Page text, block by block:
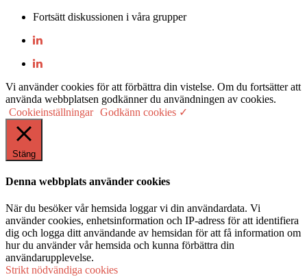
Fortsätt diskussionen i våra grupper
Vi använder cookies för att förbättra din vistelse. Om du fortsätter att
använda webbplatsen godkänner du användningen av cookies.
Cookieinställningar Godkänn cookies ✓
Stäng
Denna webbplats använder cookies
När du besöker vår hemsida loggar vi din användardata. Vi
använder cookies, enhetsinformation och IP-adress för att identifiera
dig och logga ditt användande av hemsidan för att få information om
hur du använder vår hemsida och kunna förbättra din
användarupplevelse.
Strikt nödvändiga cookies